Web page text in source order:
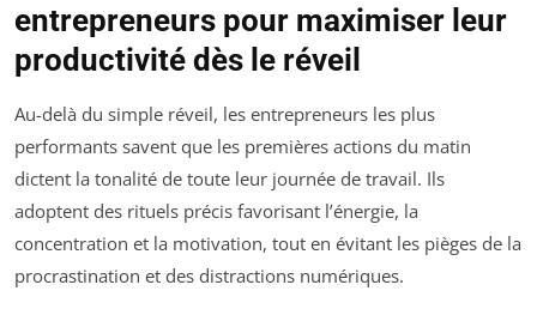
entrepreneurs pour maximiser leur
productivité dès le réveil
Au-delà du simple réveil, les entrepreneurs les plus
performants savent que les premières actions du matin
dictent la tonalité de toute leur journée de travail. Ils
adoptent des rituels précis favorisant l’énergie, la
concentration et la motivation, tout en évitant les pièges de la
procrastination et des distractions numériques.